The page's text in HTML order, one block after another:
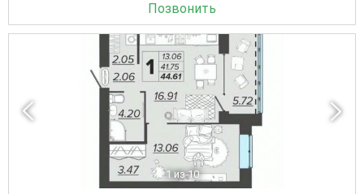
Позвонить
1 из 10